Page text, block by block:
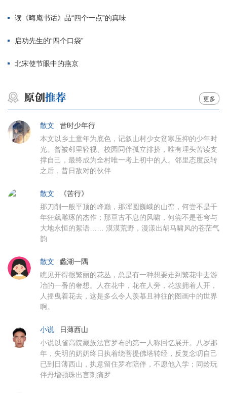
读《晦庵书话》品“四个一点”的真味
启功先生的“四个口袋”
北宋使节眼中的燕京
更多
散文 昔时少年行
本文以乡土童年为底色，记叙山村少女贫寒压抑的少年时
光。曾被邻里轻视、校园同伴孤立排挤，唯有埋头苦读支
撑自己，最终成为全村唯一考上初中的人。邻里态度反转
之后，昔日敌对的伙伴
散文 《苦行》
那刀削一般平顶的峰巅，那浑圆巍峨的山峦，何尝不是千
年狂飙雕琢的杰作；那亘古不息的风啸，何尝不是苍穹与
大地永恒的絮语…… 漠漠荒野，漫漾出胡马啸风的苍茫气
韵
散文 蠡湖一隅
瞧见开得很繁丽的花丛，总是有一种想要走到繁花中去游
冶的一番的奢想。人在花中，花在人旁，花簇拥着人开，
人摇曳着花去，这是多么令人羡慕且神往的图画中的世界
啊。
小说 日薄西山
小说以省高院藏族法官罗布的第一人称回忆展开。八岁那
年，失明的奶奶终日执着绕菩提佛塔转经，反复念叨自己
已到日薄西山，执意留住罗布陪伴，不愿他入学；同龄玩
伴丹增顿珠出言刺痛罗